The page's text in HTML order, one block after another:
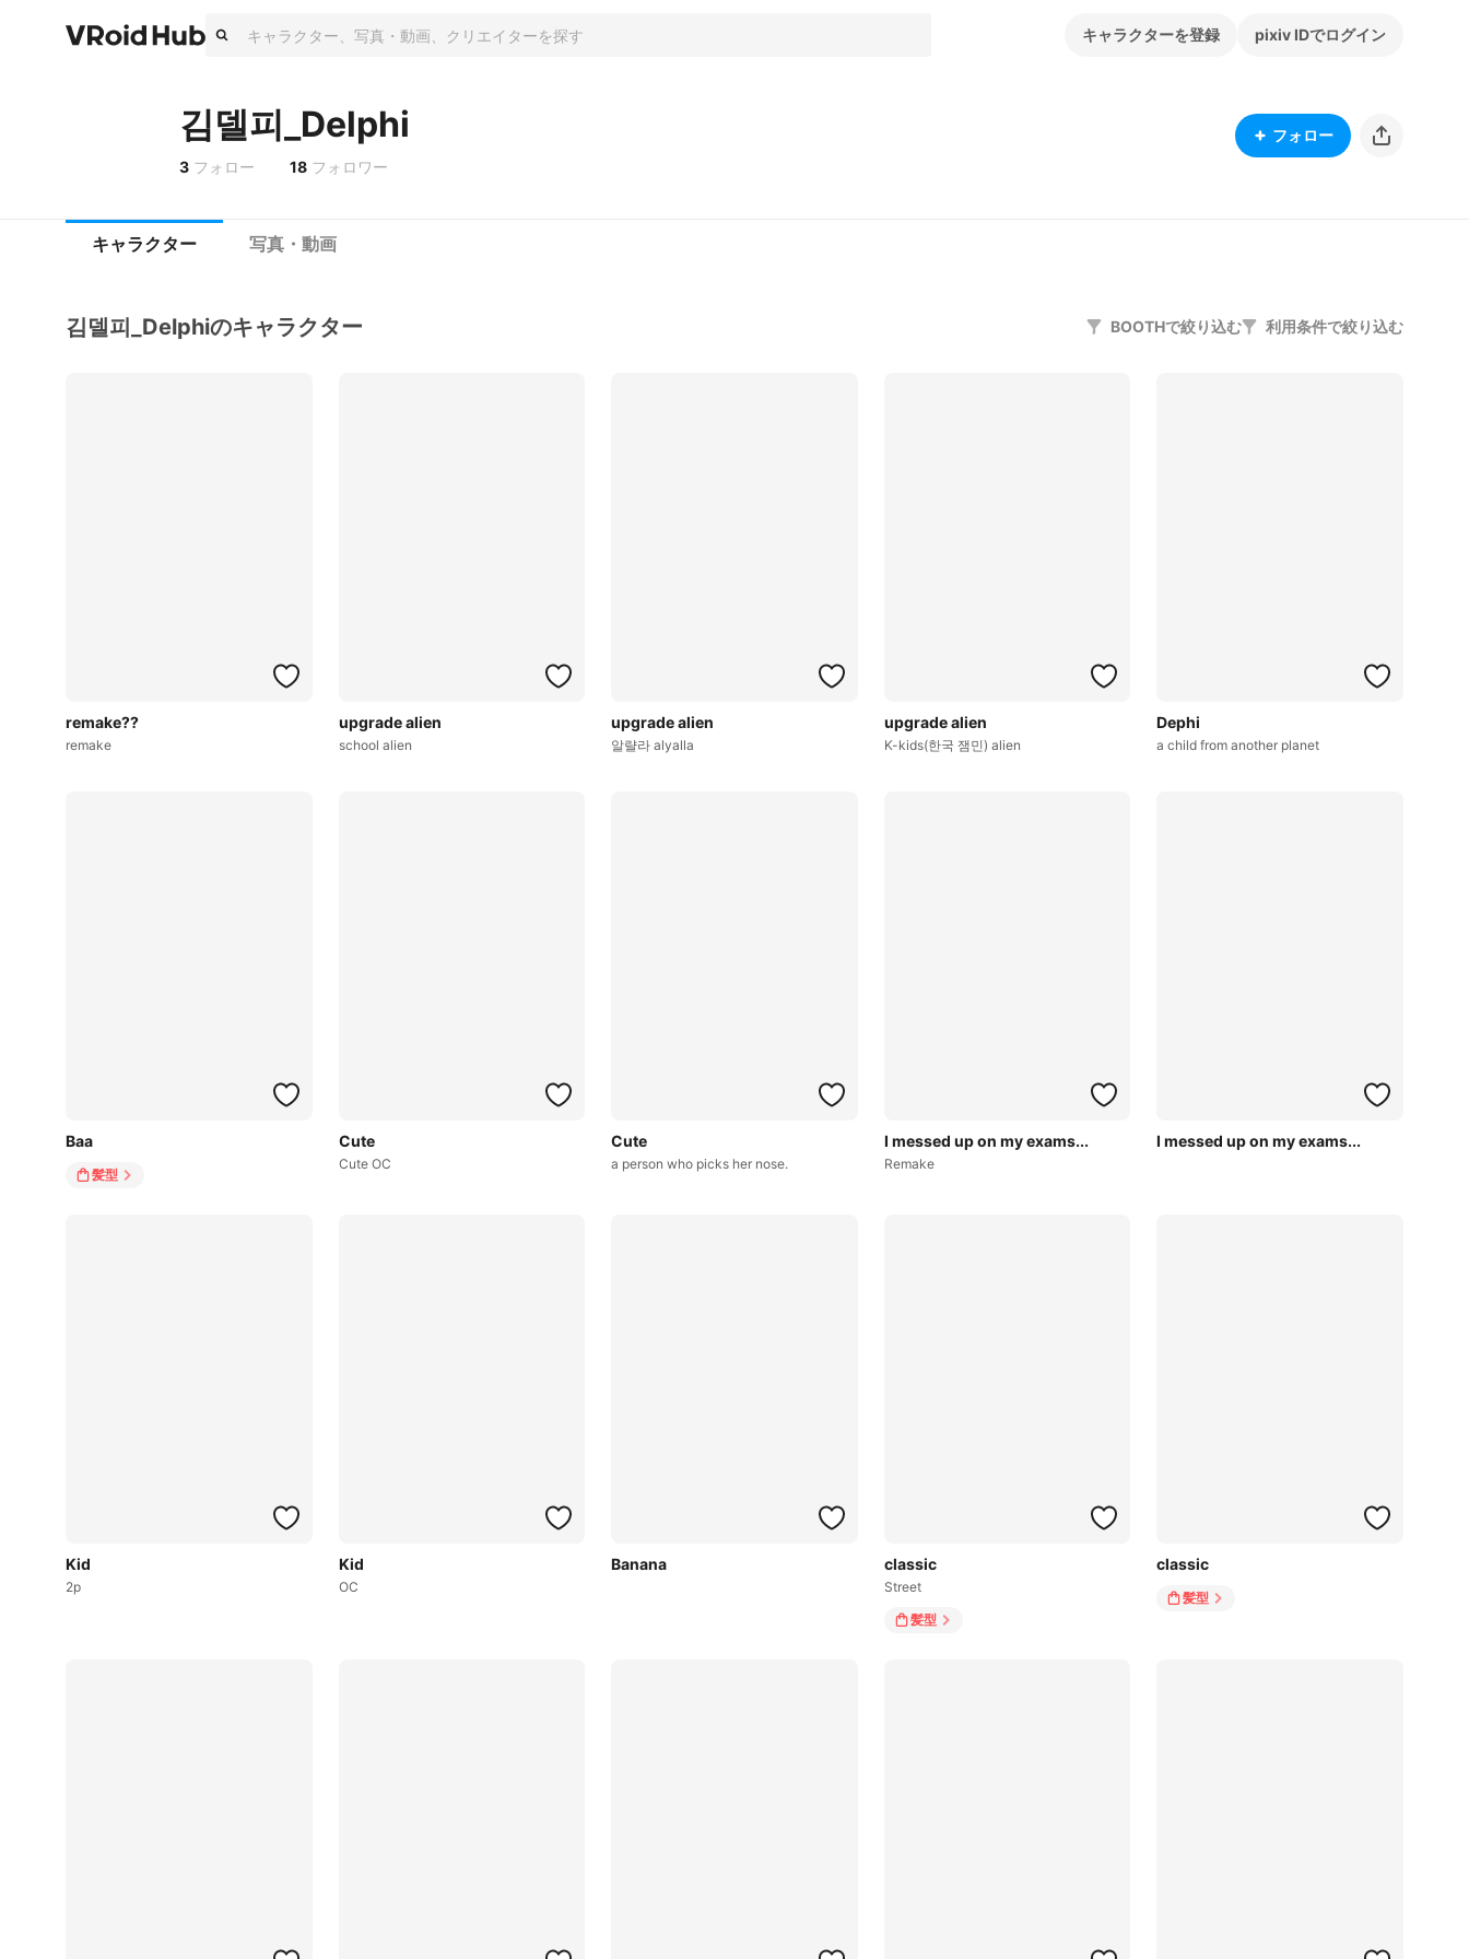
キャラクターを登録 pixiv IDでログイン
김델피_Delphi
3 フォロー 18 フォロワー
フォロー
キャラクター 写真・動画
김델피_Delphiのキャラクター BOOTHで絞り込む 利用条件で絞り込む
remake??
remake
upgrade alien
school alien
upgrade alien
알랼라 alyalla
upgrade alien
K-kids(한국 잼민) alien
Dephi
a child from another planet
Baa
髪型
Cute
Cute OC
Cute
a person who picks her nose.
I messed up on my exams...
Remake
I messed up on my exams...
Kid
2p
Kid
OC
Banana classic
Street
髪型
classic
髪型